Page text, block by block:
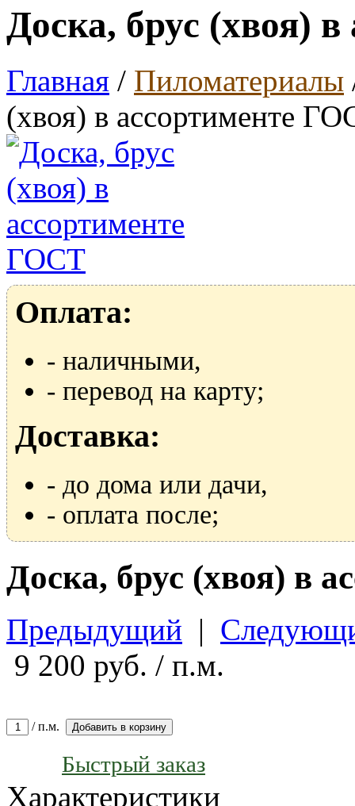
Доска, брус (хвоя)
Главная / Пиломатериалы
(хвоя) в ассортименте
Оплата:
- наличными,
- перевод на карту;
Доставка:
- до дома или дачи,
- оплата после;
Доска, брус (хвоя) в
Предыдущий |
9 200 руб. / п.м.
/ п.м. Добавить в корзину
Быстрый заказ
Характеристики